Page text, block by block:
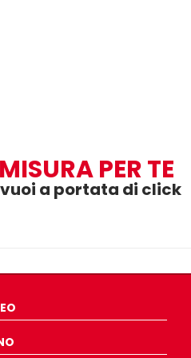
PER TE
vuoi a portata di click